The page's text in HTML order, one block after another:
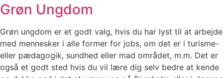
Grøn Ungdom
Grøn ungdom er et godt valg, hvis du har lyst til at arbejde
med mennesker i alle former for jobs, om det er i turisme-
eller pædagogik, sundhed eller mad området, m.m. Det er
også et godt sted hvis du vil lære dig selv bedre at kende